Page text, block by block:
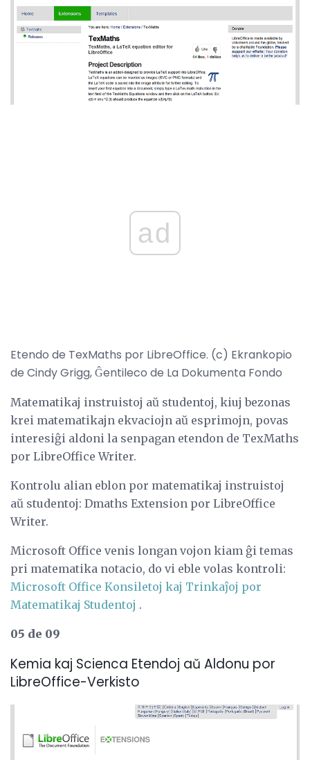
ad
Etendo de TexMaths por LibreOffice. (c) Ekrankopio
de Cindy Grigg, Ĝentileco de La Dokumenta Fondo
Matematikaj instruistoj aŭ studentoj, kiuj bezonas
krei matematikajn ekvaciojn aŭ esprimojn, povas
interesiĝi aldoni la senpagan etendon de TexMaths
por LibreOffice Writer.
Kontrolu alian eblon por matematikaj instruistoj
aŭ studentoj: Dmaths Extension por LibreOffice
Writer.
Microsoft Office venis longan vojon kiam ĝi temas
pri matematika notacio, do vi eble volas kontroli:
Microsoft Office Konsiletoj kaj Trinkaĵoj por
Matematikaj Studentoj .
05 de 09
Kemia kaj Scienca Etendoj aŭ Aldonu por
LibreOffice-Verkisto